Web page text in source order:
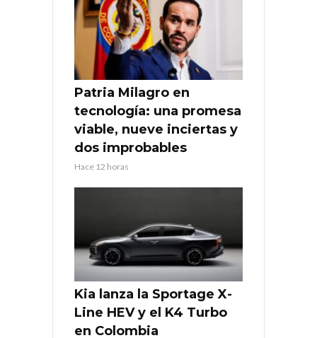
Patria Milagro en
tecnología: una promesa
viable, nueve inciertas y
dos improbables
Hace 12 horas
Kia lanza la Sportage X-
Line HEV y el K4 Turbo
en Colombia